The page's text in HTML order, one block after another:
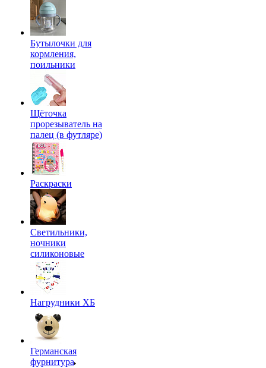
Бутылочки для
кормления,
поильники
Щёточка
прорезыватель на
палец (в футляре)
Раскраски
Светильники,
ночники
силиконовые
Нагрудники ХБ
Германская
фурнитура